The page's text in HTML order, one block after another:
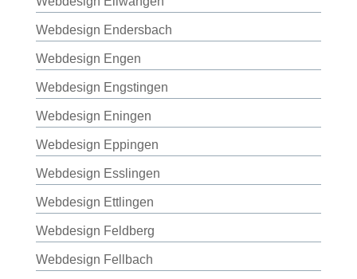
Webdesign Endersbach
Webdesign Engen
Webdesign Engstingen
Webdesign Eningen
Webdesign Eppingen
Webdesign Esslingen
Webdesign Ettlingen
Webdesign Feldberg
Webdesign Fellbach